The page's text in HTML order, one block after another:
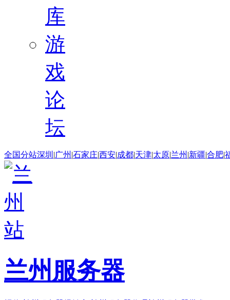
库
游
戏
论
坛
全国分站深圳 |广州 |石家庄|西安|成都|天津|太原|兰州 |新疆|合肥|
兰州服务器